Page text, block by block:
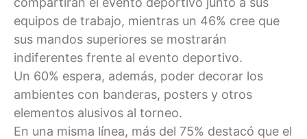
equipos de trabajo, mientras un 46% cree que
sus mandos superiores se mostrarán
indiferentes frente al evento deportivo.
Un 60% espera, además, poder decorar los
ambientes con banderas, posters y otros
elementos alusivos al torneo.
En una misma línea, más del 75% destacó que el